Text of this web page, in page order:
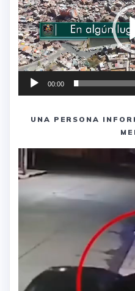
00:00
UNA PERSONA